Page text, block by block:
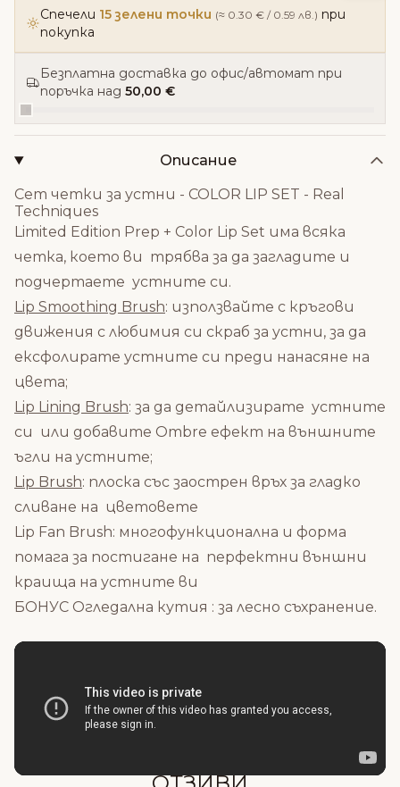
Спечели 15 зелени точки (≈ 0.30 € / 0.59 лв.) при
покупка
Безплатна доставка до офис/автомат при
поръчка над 50,00 €
Описание
Сет четки за устни - COLOR LIP SET - Real
Techniques
Limited Edition Prep + Color Lip Set има всяка
четка, което ви трябва за да загладите и
подчертаете устните си.
Lip Smoothing Brush: използвайте с кръгови
движения с любимия си скраб за устни, за да
ексфолирате устните си преди нанасяне на
цвета;
Lip Lining Brush: за да детайлизирате устните
си или добавите Ombre ефект на външните
ъгли на устните;
Lip Brush: плоска със заострен връх за гладко
сливане на цветовете
Lip Fan Brush: многофункционална и форма
помага за постигане на перфектни външни
краища на устните ви
БОНУС Огледална кутия : за лесно съхранение.
Състав